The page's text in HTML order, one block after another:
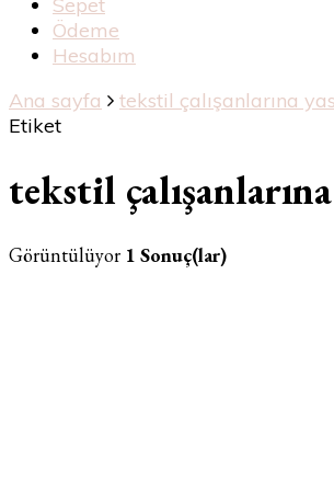
Ödeme
Hesabım
Ana sayfa
tekstil çalışanlarına
Etiket
tekstil
Görüntülüyor 1 Sonuç(lar)